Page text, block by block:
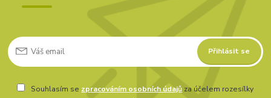
Přihlásit se
Souhlasím se zpracováním osobních údajů za účelem rozesílky